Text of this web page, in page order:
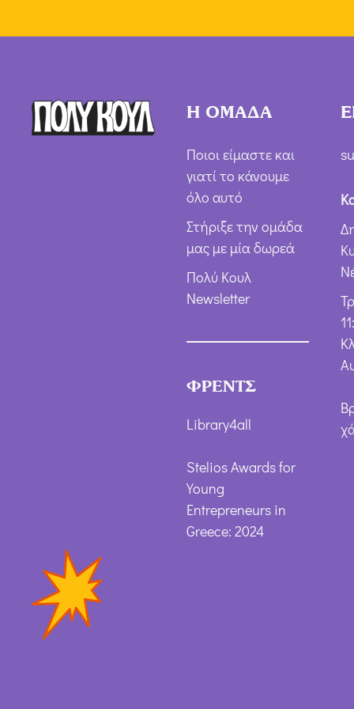
Η ΟΜΑΔΑ
Ποιοι είμαστε και
γιατί το κάνουμε
όλο αυτό
Στήριξε την ομάδα
μας με μία δωρεά
Πολύ Κουλ
Newsletter
ΦΡΕΝΤΣ
Library4all
Stelios Awards for
Young
Entrepreneurs in
Greece: 2024